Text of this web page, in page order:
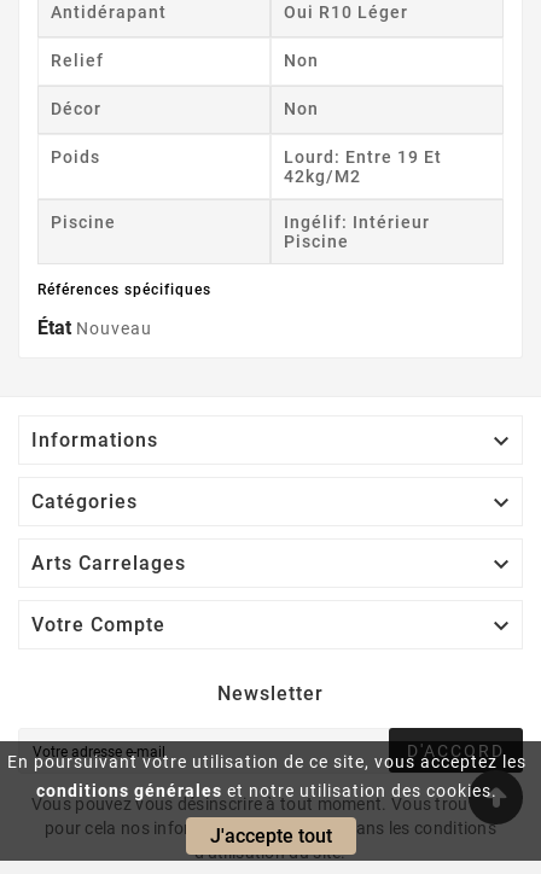
En poursuivant votre utilisation de ce site, vous acceptez les
conditions générales et notre utilisation des cookies.
J'accepte tout
Antidérapant Oui R10 Léger
Relief Non
Décor Non
Poids
Lourd: Entre 19 Et
42kg/m2
Piscine
Ingélif: Intérieur
Piscine
Références spécifiques
État Nouveau
Informations 
Catégories 
Arts Carrelages 
Votre Compte 
Newsletter
D'ACCORD
Vous pouvez vous désinscrire à tout moment. Vous trouverez
pour cela nos informations de contact dans les conditions
d'utilisation du site.